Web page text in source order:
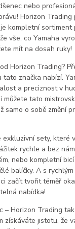
nebo
Horizon Trading
kompletní sortiment
vše, co Yamaha
mít na dosah ruky!
Horizon Trading?
tato značka nabízí.
a preciznost v
můžete tato
samo o sobě změní
sety, které
rychle a bez
nebo kompletní
balíčky. A s
začít tvořit téměř
nabídka!
– Horizon Trading
získáváte jistotu, že